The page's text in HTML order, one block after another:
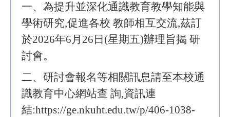
一、為提升並深化通識教育教學知能與
學術研究,促進各校 教師相互交流,茲訂
於2026年6月26日(星期五)辦理旨揭 研
討會。
二、研討會報名等相關訊息請至本校通
識教育中心網站查 詢,資訊連
結:https://ge.nkuht.edu.tw/p/406-1038-